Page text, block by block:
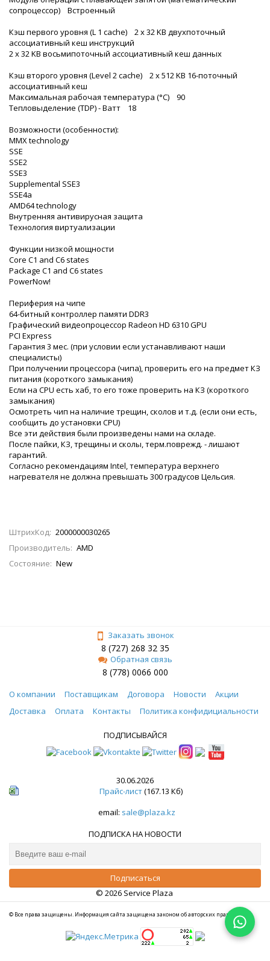
сопроцессор) Встроенный
Кэш первого уровня (L 1 cache) 2 x 32 KB двухпоточный
ассоциативный кеш инструкций
2 x 32 KB восьмипоточный ассоциативный кеш данных
Кэш второго уровня (Level 2 cache) 2 x 512 KB 16-поточный
ассоциативный кеш
Максимальная рабочая температура (°C) 90
Тепловыделение (TDP) - Ватт 18
Возможности (особенности):
MMX technology
SSE
SSE2
SSE3
Supplemental SSE3
SSE4a
AMD64 technology
Внутренняя антивирусная защита
Технология виртуализации
Функции низкой мощности
Core C1 and C6 states
Package C1 and C6 states
PowerNow!
Периферия на чипе
64-битный контроллер памяти DDR3
Графический видеопроцессор Radeon HD 6310 GPU
PCI Express
Гарантия 3 мес. (при условии если устанавливают наши
специалисты)
При получении процессора (чипа), проверить его на предмет КЗ
питания (короткого замыкания)
Если на CPU есть хаб, то его тоже проверить на КЗ (короткого
замыкания)
Осмотреть чип на наличие трещин, сколов и т.д. (если они есть,
сообщить до установки CPU)
Все эти действия были произведены нами на складe.
После пайки, КЗ, трещины и сколы, терм.поврежд. - лишают
гарантий.
Согласно рекомендациям Intel, температура верхнего
нагревателя не должна превышать 300 градусов Цельсия.
ШтрихКод: 2000000030265
Производитель: AMD
Состояние: New
Заказать звонок
8 (727) 268 32 35
Обратная связь
8 (778) 0066 000
О компании Поставщикам Договора Новости
Акции
Доставка
Оплата Контакты Политика конфидициальности
ПОДПИСЫВАЙСЯ
30.06.2026
Прайс-лист(167.13 Кб)
email: sale@plaza.kz
ПОДПИСКА НА НОВОСТИ
© 2026 Service Plaza
© Все права защищены. Информация сайта защищена законом об авторских правах.